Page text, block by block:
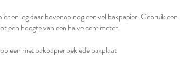
en leg daar bovenop nog een vel bakpapier. Gebruik een
een hoogte van een halve centimeter.
een met bakpapier beklede bakplaat⁣